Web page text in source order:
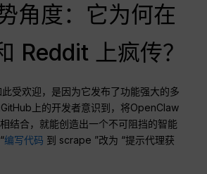
角度：它为何在
Reddit 上疯传？
受欢迎，是因为它发布了功能强大的多
上的开发者意识到，将OpenClaw
结合，就能创造出一个不可阻挡的智能
编写代码 到 scrape ”改为 “提示代理获